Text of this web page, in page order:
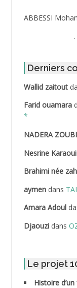
ABBESSI
ABBOUR
ABDAT Amar
ABDEDDAIM
ABDELAZIZ
ABDELHAFID
ABDELLI
ABDELLI
Derniers
Wallid zaitout
Farid ouamara
*
NADERA
Nesrine Karaoui
Brahimi née
aymendans
Amara Adoul
Djaouzidans
Le projet
Histoire